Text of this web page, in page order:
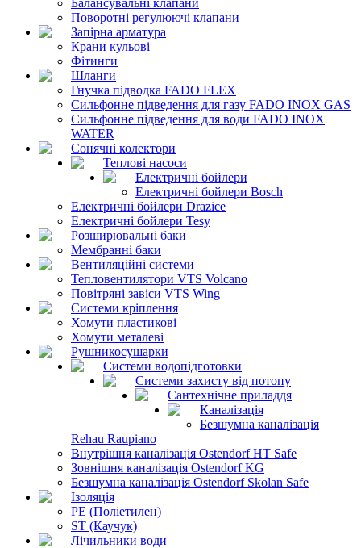
Поворотні регулюючі клапани
Запірна арматура
Крани кульові
Фітинги
Шланги
Гнучка підводка FADO FLEX
Сильфонне підведення для газу FADO INOX GAS
Сильфонне підведення для води FADO INOX
WATER
Сонячні колектори
Теплові насоси
Електричні бойлери
Електричні бойлери Bosch
Електричні бойлери Drazice
Електричні бойлери Tesy
Розширювальні баки
Мембранні баки
Вентиляційні системи
Тепловентилятори VTS Volcano
Повітряні завіси VTS Wing
Системи кріплення
Хомути пластикові
Хомути металеві
Рушникосушарки
Системи водопідготовки
Системи захисту від потопу
Сантехнічне приладдя
Каналізація
Безшумна каналізація
Rehau Raupiano
Внутрішня каналізація Ostendorf HT Safe
Зовнішня каналізація Ostendorf KG
Безшумна каналізація Ostendorf Skolan Safe
Ізоляція
PE (Поліетилен)
ST (Каучук)
Лічильники води